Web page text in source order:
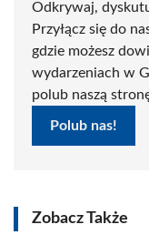
Odkrywaj,
Przyłącz się do
gdzie możesz
wydarzeniach w
polub naszą
Polub nas!
Zobacz Także